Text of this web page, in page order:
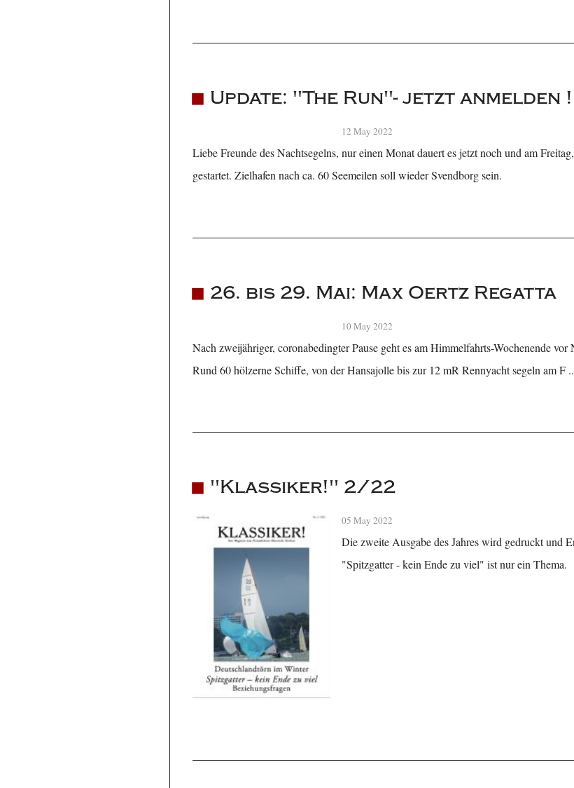
Update: "The Run"- jetzt anmelden !
12 May 2022
Liebe Freunde des Nachtsegelns, nur einen Monat dauert es jetzt noch und am
gestartet. Zielhafen nach ca. 60 Seemeilen soll wieder Svendborg sein.
26. bis 29. Mai: Max Oertz Regatta
10 May 2022
Nach zweijähriger, coronabedingter Pause geht es am Himmelfahrts-Wochenende
Rund 60 hölzerne Schiffe, von der Hansajolle bis zur 12 mR Rennyacht segeln am F
"Klassiker!" 2/22
05 May 2022
Die zweite Ausgabe des Jahres wird gedruckt und
"Spitzgatter - kein Ende zu viel" ist nur ein Thema.